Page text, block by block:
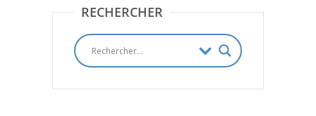
RECHERCHER